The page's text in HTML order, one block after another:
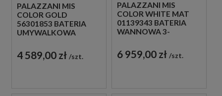
PALAZZANI MIS
COLOR GOLD
56301853 BATERIA
UMYWALKOWA
JEDNOUCHWYTOWA
ZŁOTA
4 589,00 zł szt.
PALAZZANI MIS
COLOR WHITE MAT
01139343 BATERIA
WANNOWA 3-
6 959,00 zł szt.